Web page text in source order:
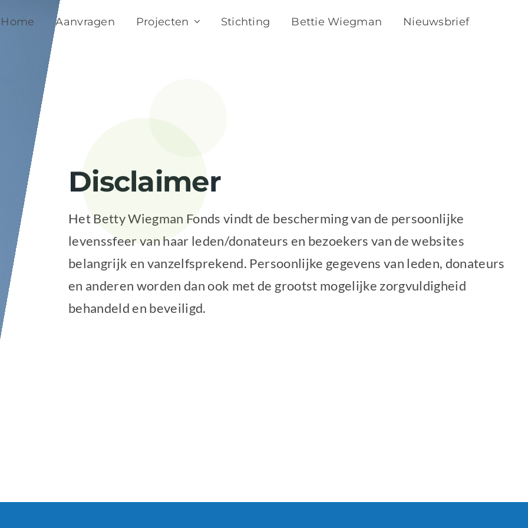
Home Aanvragen Projecten Stichting Bettie Wiegman Nieuwsbrief
Disclaimer
Het Betty Wiegman Fonds vindt de bescherming van de persoonlijke
levenssfeer van haar leden/donateurs en bezoekers van de websites
belangrijk en vanzelfsprekend. Persoonlijke gegevens van leden, donateurs
en anderen worden dan ook met de grootst mogelijke zorgvuldigheid
behandeld en beveiligd.